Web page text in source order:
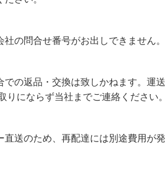
社の問合せ番号がお出しできません
での返品・交換は致しかねます。運
りにならず当社までご連絡ください
直送のため、再配達には別途費用が